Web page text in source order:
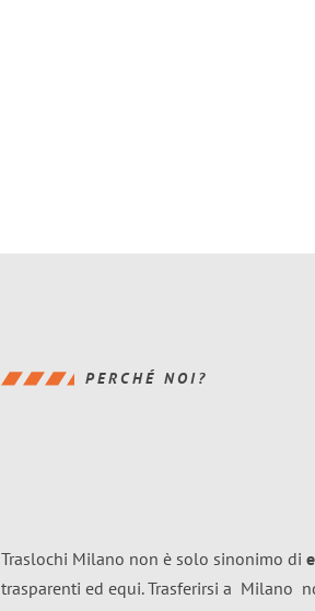
PERCHÉ NOI?
Traslochi Milano non è solo sinonimo di
trasparenti ed equi. Trasferirsi a Milano